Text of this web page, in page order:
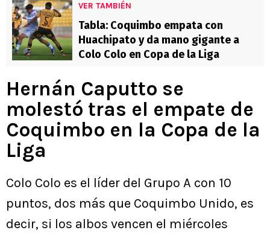
VER TAMBIÉN
Tabla: Coquimbo empata con
Huachipato y da mano gigante a
Colo Colo en Copa de la Liga
Hernán Caputto se
molestó tras el empate de
Coquimbo en la Copa de la
Liga
Colo Colo es el líder del Grupo A con 10
puntos, dos más que Coquimbo Unido, es
decir, si los albos vencen el miércoles